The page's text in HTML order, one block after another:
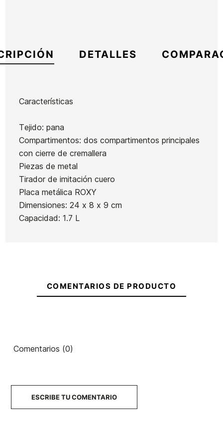
DETALLES
Características
Tejido: pana
Compartimentos: dos compartimentos principales
con cierre de cremallera
Piezas de metal
Tirador de imitación cuero
Placa metálica ROXY
Dimensiones: 24 x 8 x 9 cm
Capacidad: 1.7 L
Marca Roxy
ReferenciaRX-ACNEX53973
En stock 1 Artículo
Ean13
COMENTARIOS DE PRODUCTO
Comentarios (0)
ESCRIBE TU COMENTARIO